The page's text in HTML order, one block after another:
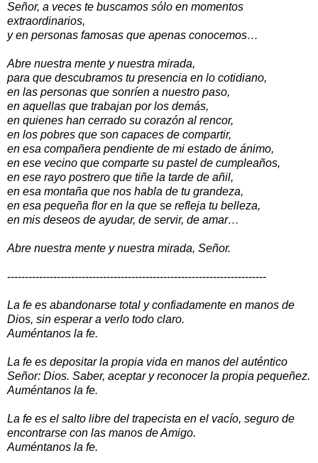
Señor, a veces te buscamos sólo en momentos
extraordinarios,
y en personas famosas que apenas conocemos…
Abre nuestra mente y nuestra mirada,
para que descubramos tu presencia en lo cotidiano,
en las personas que sonríen a nuestro paso,
en aquellas que trabajan por los demás,
en quienes han cerrado su corazón al rencor,
en los pobres que son capaces de compartir,
en esa compañera pendiente de mi estado de ánimo,
en ese vecino que comparte su pastel de cumpleaños,
en ese rayo postrero que tiñe la tarde de añil,
en esa montaña que nos habla de tu grandeza,
en esa pequeña flor en la que se refleja tu belleza,
en mis deseos de ayudar, de servir, de amar…
Abre nuestra mente y nuestra mirada, Señor.
-------------------------------------------------------------------------
La fe es abandonarse total y confiadamente en manos de
Dios, sin esperar a verlo todo claro.
Auméntanos la fe.
La fe es depositar la propia vida en manos del auténtico
Señor: Dios. Saber, aceptar y reconocer la propia pequeñez.
Auméntanos la fe.
La fe es el salto libre del trapecista en el vacío, seguro de
encontrarse con las manos de Amigo.
Auméntanos la fe.